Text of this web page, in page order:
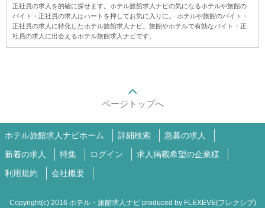
正社員の求人を的確に探せます。ホテル旅館求人ナビの気になるホテルや旅館の
バイト・正社員の求人はハートを押してお気に入りに。 ホテルや旅館のバイト・
正社員の求人に特化したホテル旅館求人ナビ。旅館やホテルで有効なバイト・正
社員の求人に出会えるホテル旅館求人ナビです。
ページトップへ
ホテル旅館求人ナビホーム 詳細検索
急募の求人
新着の求人
特集 ログイン
求人掲載希望の企業様
利用規約
会社概要
Copyright(c) 2016 ホテル・旅館求人ナビ produced by FLEXEVE(フレクシブ)